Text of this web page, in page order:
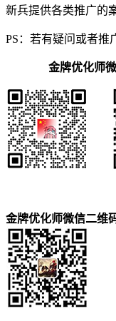
新兵提供各类推广的
PS：若有疑问或者推
金牌优化师微
金牌优化师微信二维